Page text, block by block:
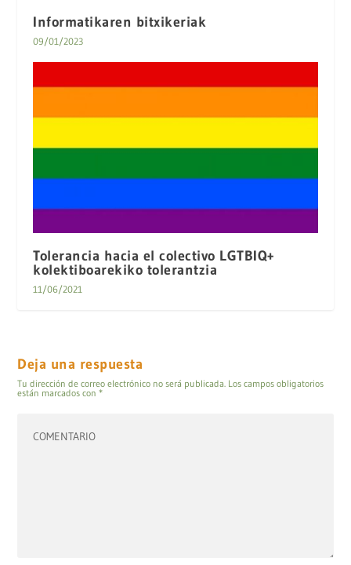
Informatikaren bitxikeriak
09/01/2023
Tolerancia hacia el colectivo LGTBIQ+
kolektiboarekiko tolerantzia
11/06/2021
Deja una respuesta
Tu dirección de correo electrónico no será publicada. Los campos obligatorios
están marcados con*